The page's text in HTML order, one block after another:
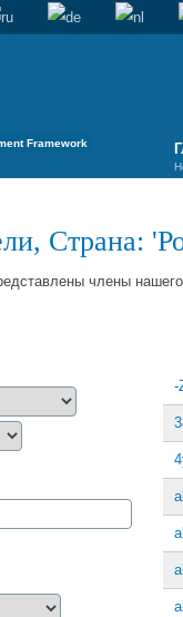
Framework
Страна:
члены
-